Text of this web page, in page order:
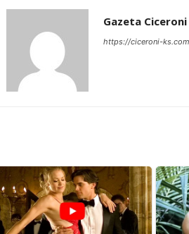
Gazeta Ciceroni
https://ciceroni-